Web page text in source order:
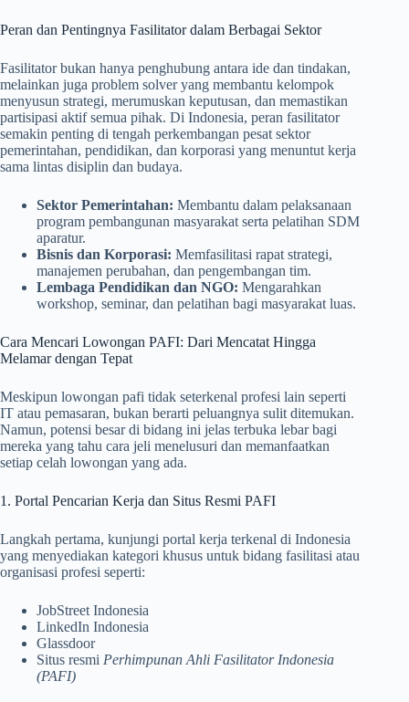
Peran dan Pentingnya Fasilitator dalam Berbagai Sektor
Fasilitator bukan hanya penghubung antara ide dan tindakan,
melainkan juga problem solver yang membantu kelompok
menyusun strategi, merumuskan keputusan, dan memastikan
partisipasi aktif semua pihak. Di Indonesia, peran fasilitator
semakin penting di tengah perkembangan pesat sektor
pemerintahan, pendidikan, dan korporasi yang menuntut kerja
sama lintas disiplin dan budaya.
Sektor Pemerintahan: Membantu dalam pelaksanaan
program pembangunan masyarakat serta pelatihan SDM
aparatur.
Bisnis dan Korporasi: Memfasilitasi rapat strategi,
manajemen perubahan, dan pengembangan tim.
Lembaga Pendidikan dan NGO: Mengarahkan
workshop, seminar, dan pelatihan bagi masyarakat luas.
Cara Mencari Lowongan PAFI: Dari Mencatat Hingga
Melamar dengan Tepat
Meskipun lowongan pafi tidak seterkenal profesi lain seperti
IT atau pemasaran, bukan berarti peluangnya sulit ditemukan.
Namun, potensi besar di bidang ini jelas terbuka lebar bagi
mereka yang tahu cara jeli menelusuri dan memanfaatkan
setiap celah lowongan yang ada.
1. Portal Pencarian Kerja dan Situs Resmi PAFI
Langkah pertama, kunjungi portal kerja terkenal di Indonesia
yang menyediakan kategori khusus untuk bidang fasilitasi atau
organisasi profesi seperti:
JobStreet Indonesia
LinkedIn Indonesia
Glassdoor
Situs resmi Perhimpunan Ahli Fasilitator Indonesia
(PAFI)